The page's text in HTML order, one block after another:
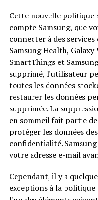
Cette nouvelle politique
compte Samsung, que
connecter à des
Samsung Health, Galaxy
SmartThings et
supprimé, l'utilisateur
toutes les données
restaurer les données
supprimée. La
en sommeil fait partie
protéger les données
confidentialité.
votre adresse e-mail
Cependant, il y a
exceptions à la politique